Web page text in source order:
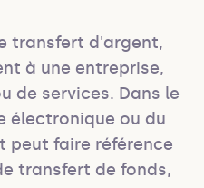
transfert d'argent,
à une entreprise,
de services. Dans le
électronique ou du
peut faire référence
transfert de fonds,